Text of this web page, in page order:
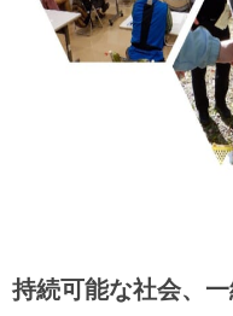
持続可能な社会、